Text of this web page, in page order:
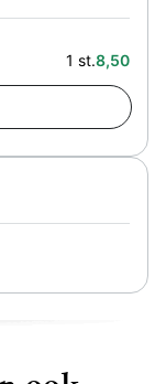
1 st.8,50